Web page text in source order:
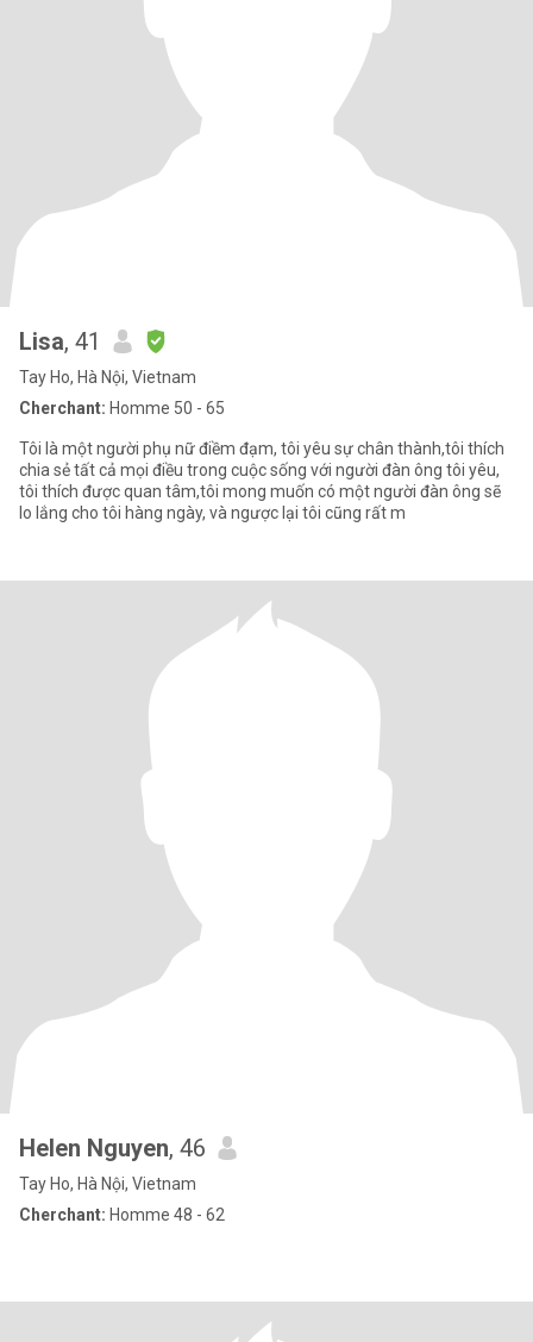
Lisa, 41
Tay Ho, Hà Nội, Vietnam
Cherchant: Homme 50 - 65
Tôi là một người phụ nữ điềm đạm, tôi yêu sự chân thành,tôi thích
chia sẻ tất cả mọi điều trong cuộc sống với người đàn ông tôi yêu,
tôi thích được quan tâm,tôi mong muốn có một người đàn ông sẽ
lo lắng cho tôi hàng ngày, và ngược lại tôi cũng rất m
Helen Nguyen, 46
Tay Ho, Hà Nội, Vietnam
Cherchant: Homme 48 - 62